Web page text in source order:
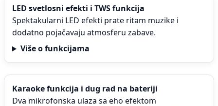
LED svetlosni efekti i TWS funkcija
Spektakularni LED efekti prate ritam muzike i
dodatno pojačavaju atmosferu zabave.
Više o funkcijama
Karaoke funkcija i dug rad na bateriji
Dva mikrofonska ulaza sa eho efektom